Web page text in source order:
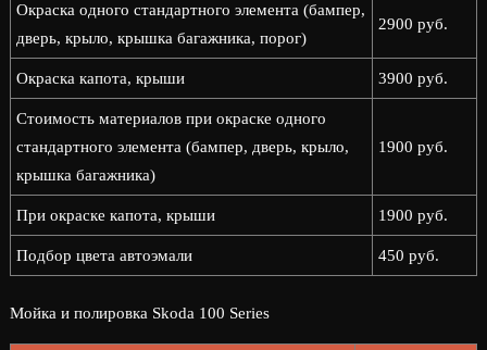
Окраска одного стандартного элемента (бампер,
дверь, крыло, крышка багажника, порог)
2900 руб.
Окраска капота, крыши 3900 руб.
Стоимость материалов при окраске одного
стандартного элемента (бампер, дверь, крыло,
крышка багажника)
1900 руб.
При окраске капота, крыши 1900 руб.
Подбор цвета автоэмали 450 руб.
Мойка и полировка Skoda 100 Series